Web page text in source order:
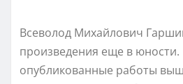
Всеволод Михайлович
произведения еще в юности.
опубликованные работы